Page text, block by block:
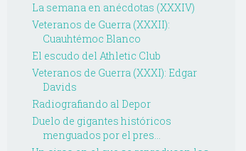
La semana en anécdotas (XXXIV)
Veteranos de Guerra (XXXII):
Cuauhtémoc Blanco
El escudo del Athletic Club
Veteranos de Guerra (XXXI): Edgar
Davids
Radiografiando al Depor
Duelo de gigantes históricos
menguados por el pres...